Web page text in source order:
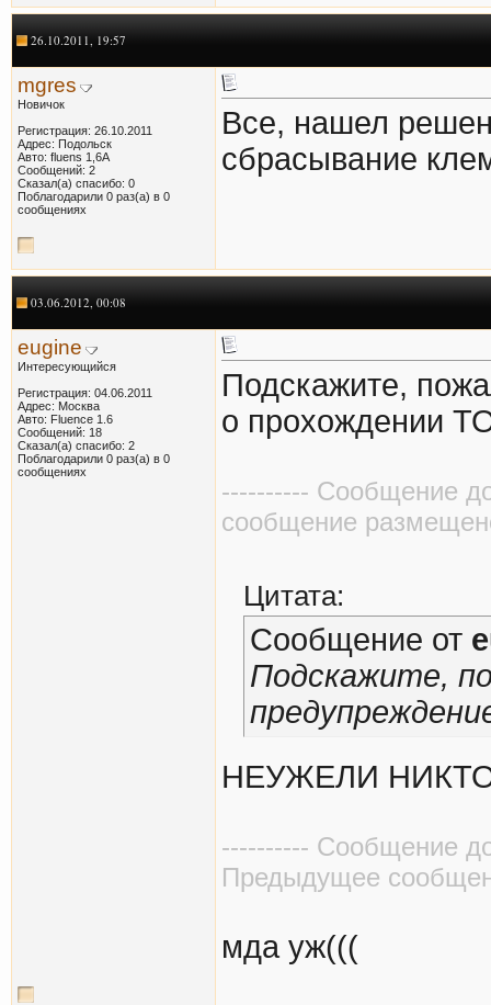
26.10.2011, 19:57
mgres
Новичок
Регистрация: 26.10.2011
Адрес: Подольск
Авто: fluens 1,6A
Сообщений: 2
Сказал(а) спасибо: 0
Поблагодарили 0 раз(а) в 0
сообщениях
Все, нашел
сбрасывание
03.06.2012, 00:08
eugine
Интересующийся
Регистрация: 04.06.2011
Адрес: Москва
Авто: Fluence 1.6
Сообщений: 18
Сказал(а) спасибо: 2
Поблагодарили 0 раз(а) в 0
сообщениях
Подскажите,
о прохождении
---------- Сообщение
сообщение
Цитата:
Сообщение от
Подскажите,
НЕУЖЕЛИ
---------- Сообщение
Предыдущее
мда уж(((